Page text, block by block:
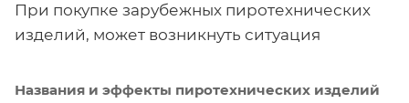
При покупке зарубежных пиротехнических
изделий, может возникнуть ситуация
Названия и эффекты пиротехнических изделий